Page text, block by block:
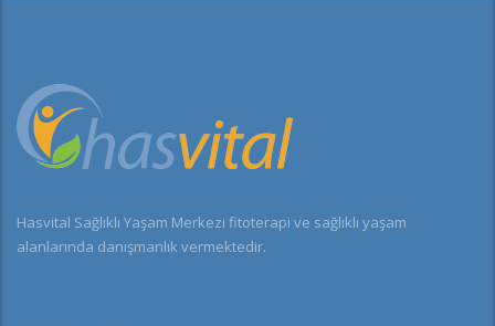
Hasvital Sağlıklı Yaşam Merkezi fitoterapi ve sağlıklı yaşam
alanlarında danışmanlık vermektedir.